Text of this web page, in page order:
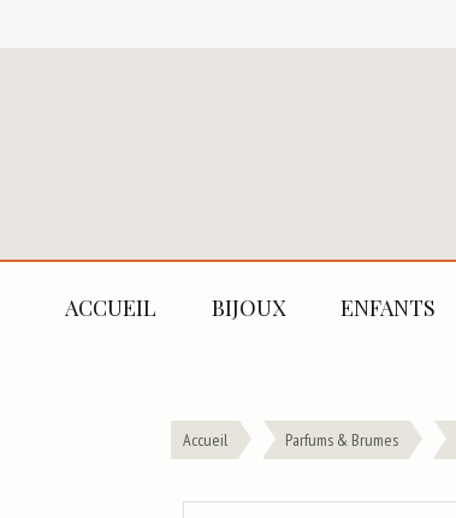
ACCUEIL BIJOUX ENFANTS
Accueil Parfums & Brumes